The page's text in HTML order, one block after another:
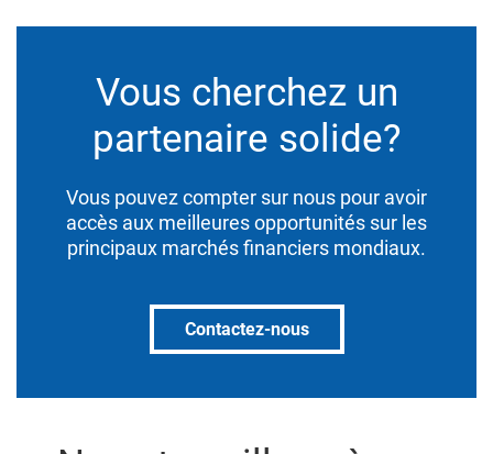
Vous cherchez un
partenaire solide?
Vous pouvez compter sur nous pour avoir
accès aux meilleures opportunités sur les
principaux marchés financiers mondiaux.
Contactez-nous